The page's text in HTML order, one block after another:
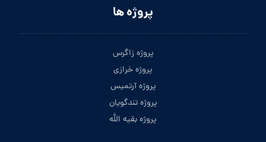
پروژه ها
پروژه زاگرس
پروژه خرازی
پروژه آرتمیس
پروژه تندگویان
پروژه بقیه الله